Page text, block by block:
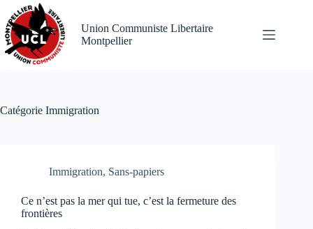
Passer
au
contenu
Union Communiste Libertaire
Montpellier
Catégorie Immigration
Immigration, Sans-papiers
Ce n’est pas la mer qui tue, c’est la fermeture des
frontières